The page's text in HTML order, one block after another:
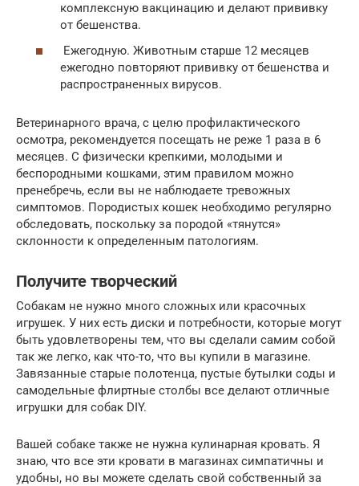
комплексную вакцинацию и делают прививку
от бешенства.
Ежегодную. Животным старше 12 месяцев
ежегодно повторяют прививку от бешенства и
распространенных вирусов.
Ветеринарного врача, с целю профилактического
осмотра, рекомендуется посещать не реже 1 раза в 6
месяцев. С физически крепкими, молодыми и
беспородными кошками, этим правилом можно
пренебречь, если вы не наблюдаете тревожных
симптомов. Породистых кошек необходимо регулярно
обследовать, поскольку за породой «тянутся»
склонности к определенным патологиям.
Получите творческий
Собакам не нужно много сложных или красочных
игрушек. У них есть диски и потребности, которые могут
быть удовлетворены тем, что вы сделали самим собой
так же легко, как что-то, что вы купили в магазине.
Завязанные старые полотенца, пустые бутылки соды и
самодельные флиртные столбы все делают отличные
игрушки для собак DIY.
Вашей собаке также не нужна кулинарная кровать. Я
знаю, что все эти кровати в магазинах симпатичны и
удобны, но вы можете сделать свой собственный за